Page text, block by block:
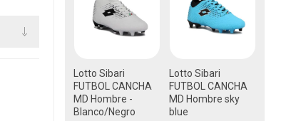
Lotto Sibari
FUTBOL CANCHA
MD Hombre -
Blanco/Negro
Lotto Sibari
FUTBOL CANCHA
MD Hombre sky
blue